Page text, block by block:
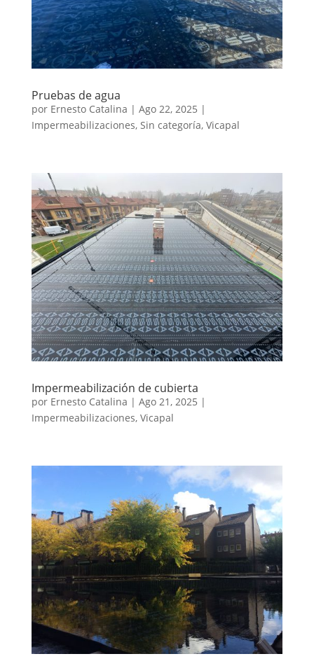
Pruebas de agua
por Ernesto Catalina | Ago 22, 2025 |
Impermeabilizaciones, Sin categoría, Vicapal
Impermeabilización de cubierta
por Ernesto Catalina | Ago 21, 2025 |
Impermeabilizaciones, Vicapal